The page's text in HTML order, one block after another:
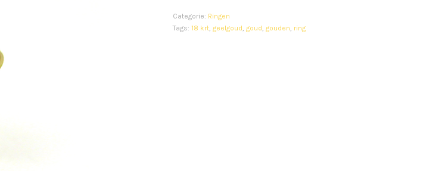
Categorie: Ringen
Tags: 18 krt, geelgoud, goud, gouden, ring